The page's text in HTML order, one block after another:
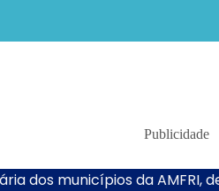
Publicidade
dos municípios da AMFRI,